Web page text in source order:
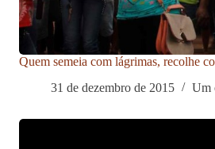
Quem semeia com lágrimas, recolhe
31 de dezembro de 2015
Um